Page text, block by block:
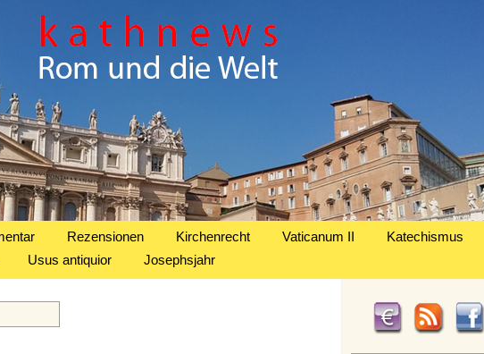
Rezensionen Kirchenrecht Vaticanum II
Katechismus
Usus antiquior Josephsjahr